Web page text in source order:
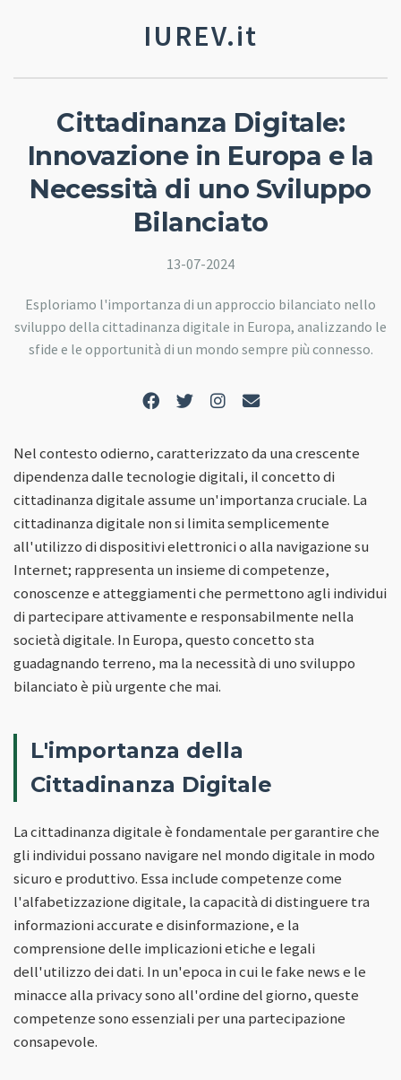
IUREV.it
Cittadinanza Digitale:
Innovazione in Europa e la
Necessità di uno Sviluppo
Bilanciato
13-07-2024
Esploriamo l'importanza di un approccio bilanciato nello
sviluppo della cittadinanza digitale in Europa, analizzando le
sfide e le opportunità di un mondo sempre più connesso.
Nel contesto odierno, caratterizzato da una crescente
dipendenza dalle tecnologie digitali, il concetto di
cittadinanza digitale assume un'importanza cruciale. La
cittadinanza digitale non si limita semplicemente
all'utilizzo di dispositivi elettronici o alla navigazione su
Internet; rappresenta un insieme di competenze,
conoscenze e atteggiamenti che permettono agli individui
di partecipare attivamente e responsabilmente nella
società digitale. In Europa, questo concetto sta
guadagnando terreno, ma la necessità di uno sviluppo
bilanciato è più urgente che mai.
L'importanza della
Cittadinanza Digitale
La cittadinanza digitale è fondamentale per garantire che
gli individui possano navigare nel mondo digitale in modo
sicuro e produttivo. Essa include competenze come
l'alfabetizzazione digitale, la capacità di distinguere tra
informazioni accurate e disinformazione, e la
comprensione delle implicazioni etiche e legali
dell'utilizzo dei dati. In un'epoca in cui le fake news e le
minacce alla privacy sono all'ordine del giorno, queste
competenze sono essenziali per una partecipazione
consapevole.